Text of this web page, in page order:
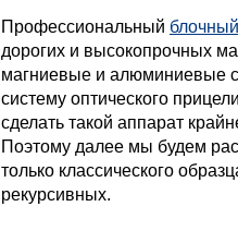
Профессиональный
дорогих и высокопрочных
магниевые и алюминиевые
систему оптического
сделать такой аппарат
Поэтому далее мы будем
только классического
рекурсивных.